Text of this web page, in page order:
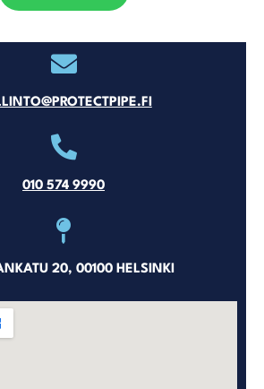
010 574 9990
20, 00100 HELSINKI